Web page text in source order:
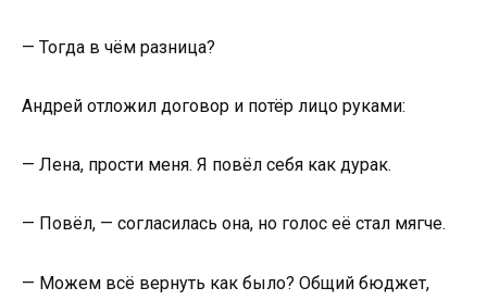
— Тогда в чём разница?
Андрей отложил договор и потёр лицо руками:
— Лена, прости меня. Я повёл себя как дурак.
— Повёл, — согласилась она, но голос её стал мягче.
— Можем всё вернуть как было? Общий бюджет,